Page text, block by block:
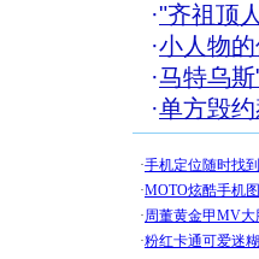
·"齐祖顶
·小人物
·马特乌
·单方毁